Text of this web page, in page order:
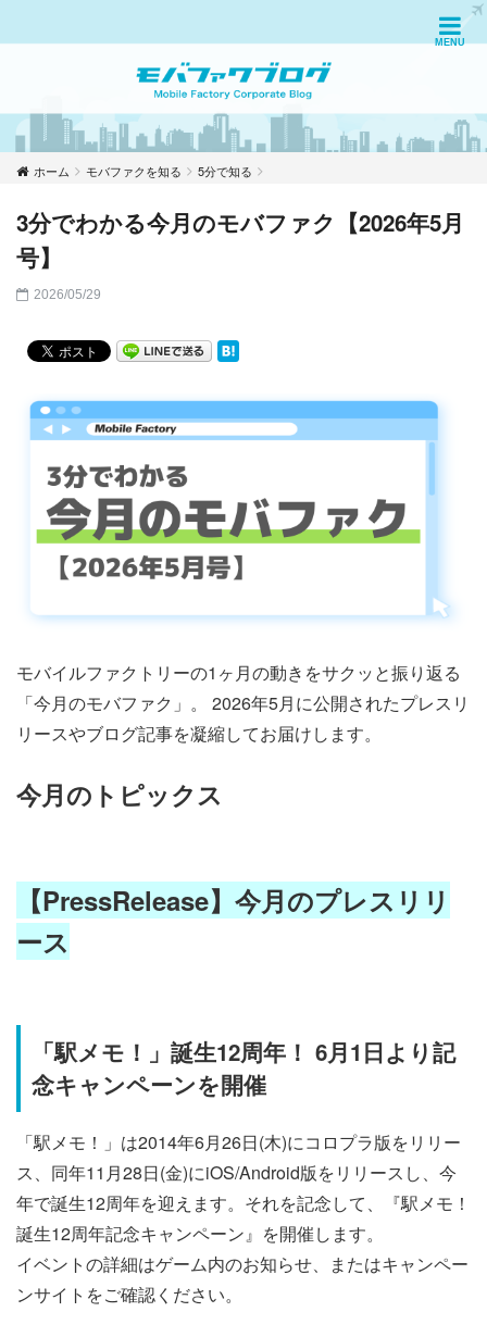
ホーム モバファクを知る 5分で知る
3分でわかる今月のモバファク【2026年5月
号】
2026/05/29
モバイルファクトリーの1ヶ月の動きをサクッと振り返る
「今月のモバファク」。 2026年5月に公開されたプレスリ
リースやブログ記事を凝縮してお届けします。
今月のトピックス
【PressRelease】今月のプレスリリ
ース
「駅メモ！」誕生12周年！ 6月1日より記
念キャンペーンを開催
「駅メモ！」は2014年6月26日(木)にコロプラ版をリリー
ス、同年11月28日(金)にiOS/Android版をリリースし、今
年で誕生12周年を迎えます。それを記念して、『駅メモ！
誕生12周年記念キャンペーン』を開催します。
イベントの詳細はゲーム内のお知らせ、またはキャンペー
ンサイトをご確認ください。